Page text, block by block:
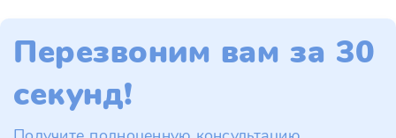
Перезвоним вам за 30
секунд!